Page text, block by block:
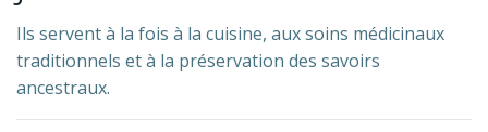
Ils servent à la fois à la cuisine, aux soins médicinaux
traditionnels et à la préservation des savoirs
ancestraux.